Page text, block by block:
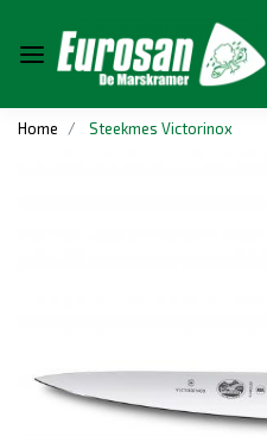
Home Steekmes Victorinox